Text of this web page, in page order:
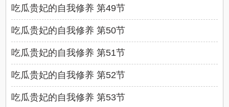
吃瓜贵妃的自我修养 第49节
吃瓜贵妃的自我修养 第50节
吃瓜贵妃的自我修养 第51节
吃瓜贵妃的自我修养 第52节
吃瓜贵妃的自我修养 第53节